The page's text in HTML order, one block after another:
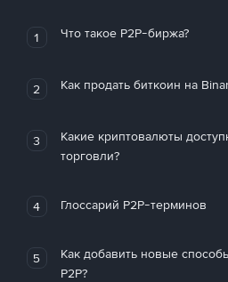
1 Что такое P2P-биржа?
2 Как продать биткоин на
3
Какие криптовалюты
торговли?
4 Глоссарий P2P-терминов
5
Как добавить новые
P2P?